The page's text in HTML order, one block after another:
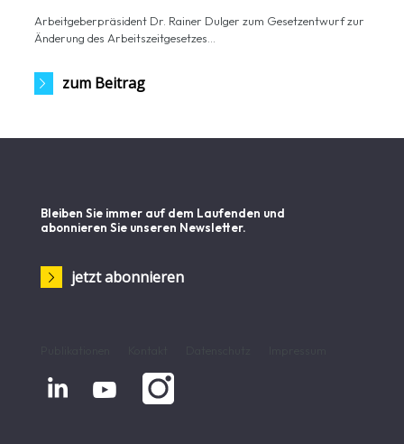
Arbeitgeberpräsident Dr. Rainer Dulger zum Gesetzentwurf zur
Änderung des Arbeitszeitgesetzes...
zum Beitrag
Bleiben Sie immer auf dem Laufenden und
abonnieren Sie unseren Newsletter.
jetzt abonnieren
 